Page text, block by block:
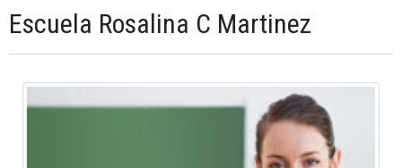
Escuela Rosalina C Martinez